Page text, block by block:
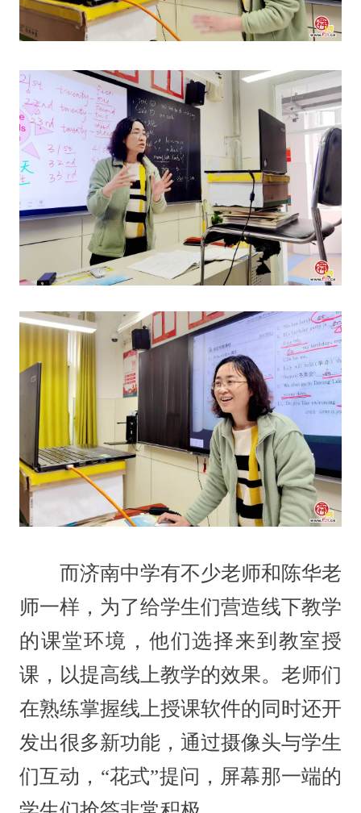
而济南中学有不少老师和陈华老
师一样，为了给学生们营造线下教学
的课堂环境，他们选择来到教室授
课，以提高线上教学的效果。老师们
在熟练掌握线上授课软件的同时还开
发出很多新功能，通过摄像头与学生
们互动，“花式”提问，屏幕那一端的